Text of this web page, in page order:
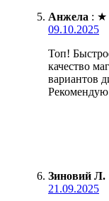
Анжела : ★
09.10.2025
Топ!
качество
вариантов
Зиновий Л.
21.09.2025